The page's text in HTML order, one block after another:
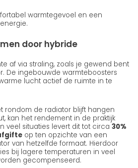
warmtegevoel en een
door hybride
af via straling, zoals je gewend bent
De ingebouwde warmteboosters
lucht actief de ruimte in te
rondom de radiator blijft hangen
kan het rendement in de praktijk
veel situaties levert dit tot circa 30%
op ten opzichte van een
van hetzelfde formaat. Hierdoor
bij lagere temperaturen in veel
gecompenseerd.